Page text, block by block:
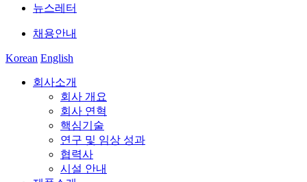
뉴스레터
채용안내
Korean English
회사소개
회사 개요
회사 연혁
핵심기술
연구 및 임상 성과
협력사
시설 안내